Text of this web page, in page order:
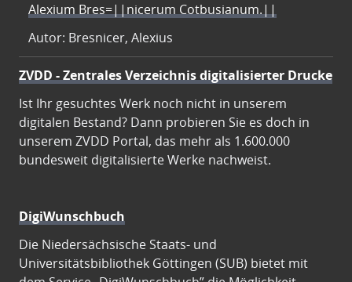
Alexium Bres=||nicerum Cotbusianum.||
Autor: Bresnicer, Alexius
ZVDD - Zentrales Verzeichnis digitalisierter Drucke
Ist Ihr gesuchtes Werk noch nicht in unserem
digitalen Bestand? Dann probieren Sie es doch in
unserem ZVDD Portal, das mehr als 1.600.000
bundesweit digitalisierte Werke nachweist.
DigiWunschbuch
Die Niedersächsische Staats- und
Universitätsbibliothek Göttingen (SUB) bietet mit